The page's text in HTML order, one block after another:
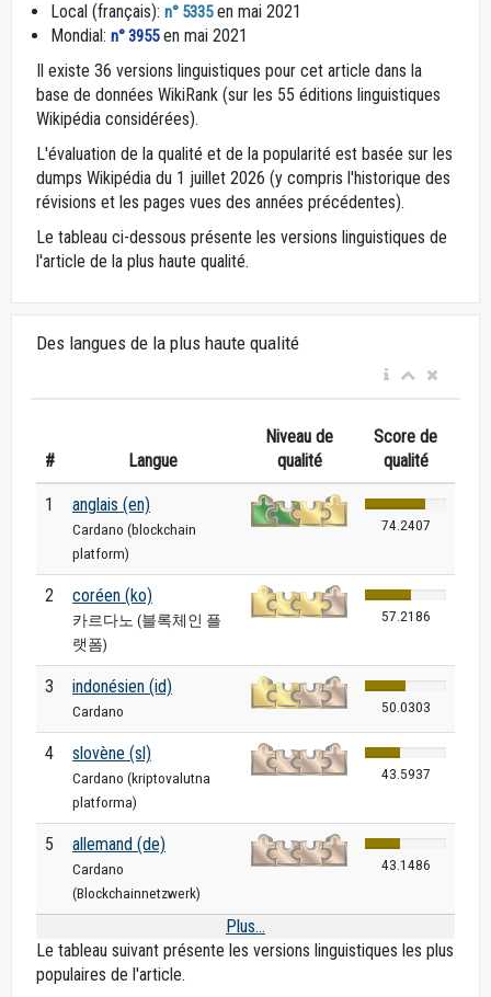
Local (français): n° 5335en mai 2021
Mondial: n° 3955en mai 2021
Il existe 36 versions linguistiques pour cet article dans la
base de données WikiRank (sur les 55 éditions linguistiques
Wikipédia considérées).
L'évaluation de la qualité et de la popularité est basée sur les
dumps Wikipédia du 1 juillet 2026 (y compris l'historique des
révisions et les pages vues des années précédentes).
Le tableau ci-dessous présente les versions linguistiques de
l'article de la plus haute qualité.
Des langues de la plus haute qualité
# Langue
Niveau de
qualité
Score de
qualité
1 anglais (en)
Cardano (blockchain
platform)
74.2407
2 coréen (ko)
카르다노 (블록체인 플
랫폼)
57.2186
3 indonésien (id)
Cardano 50.0303
4 slovène (sl)
Cardano (kriptovalutna
platforma)
43.5937
5 allemand (de)
Cardano
(Blockchainnetzwerk)
43.1486
Plus...
Le tableau suivant présente les versions linguistiques les plus
populaires de l'article.